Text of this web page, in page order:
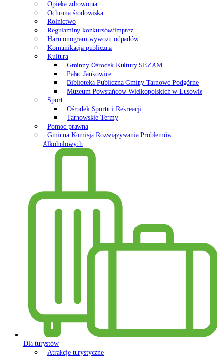
Opieka zdrowotna
Ochrona środowiska
Rolnictwo
Regulaminy konkursów/imprez
Harmonogram wywozu odpadów
Komunikacja publiczna
Kultura
Gminny Ośrodek Kultury SEZAM
Pałac Jankowice
Biblioteka Publiczna Gminy Tarnowo Podgórne
Muzeum Powstańców Wielkopolskich w Lusowie
Sport
Ośrodek Sportu i Rekreacji
Tarnowskie Termy
Pomoc prawna
Gminna Komisja Rozwiązywania Problemów
Alkoholowych
Dla turystów
Atrakcje turystyczne